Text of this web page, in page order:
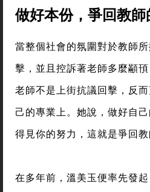
做好本份，爭回教
當整個社會的氛圍對於教師
擊，並且控訴著老師多麼顢
老師不是上街抗議回擊，反
己的專業上。她說，做好自
得見你的努力，這就是爭回教
在多年前，溫美玉便率先發